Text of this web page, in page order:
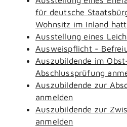
für deutsche
Wohnsitz im Inland
Ausstellung eines
Ausweispflicht -
Auszubildende im
Abschlussprüfung
Auszubildende zur
anmelden
Auszubildende zur
anmelden